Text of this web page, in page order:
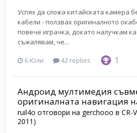
Успях да сложа китайската камера
кабели - ползвах оригиналното
повече играчка, докато налучкам
съжалявам, че...
6 Юли 42 replies 1
Андроид мултимедия
оригиналната навигация
ruil4o отговори на gerchooo в CR-
2011)